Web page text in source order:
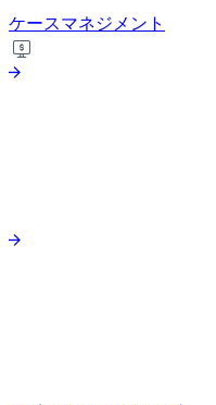
ケースマネジメント